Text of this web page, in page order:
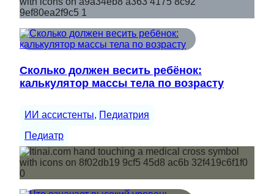
Сколько должен весить ребёнок:
калькулятор массы тела по возрасту
ИИ ассистенты, Педиатрия
Педиатр